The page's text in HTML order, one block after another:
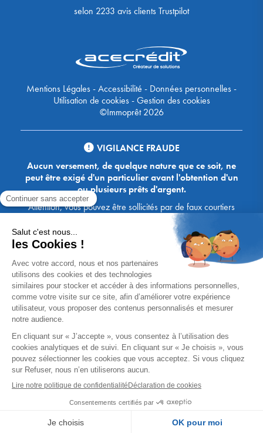
selon 2233 avis clients Trustpilot
Mentions Légales-Accessibilité - Données personnelles-
Utilisation de cookies-Gestion des cookies
©Immoprêt 2026
VIGILANCE FRAUDE
Aucun versement, de quelque nature que ce soit, ne
peut être exigé d'un particulier avant l'obtention d'un
ou plusieurs prêts d'argent.
Attention, vous pouvez être sollicités par de faux courtiers
Ace Crédit / Immoprêt, qui vous proposent de bénéficier de
crédits, en vous demandant de transmettre des documents,
des fonds, des coordonnées bancaires, etc. Soyez vigilants :
Immoprêt ne demande jamais à ses clients de virer sur ses
comptes des sommes prêtées par les banques, à l'exception
des honoraires des agences. Les courtiers Ace Crédit /
Immoprêt vous écrivent toujours d'une adresse mail
xxxx@acecredit.fr ou xxxx@immopret.fr.
* Taux fixe national hors assurance, pouvant varier selon votre région et
dossier. Exemple représentatif pour un montant emprunté de 200 000 €.
Taux débiteur fixe de 2.85 % et TAEG fixe (hors frais) de 3.21 % (taux
assurance emprunteur de 0,36%) sur 15 ans. 180 mensualités de
1 426,78 € (dont 60,00 € d'assurance). Coût total du crédit (hors frais) :
56 820,53 €. Montant total dû (hors frais) : 256 820,53 €.
Un crédit vous engage et doit être remboursé. Vérifiez vos capacités